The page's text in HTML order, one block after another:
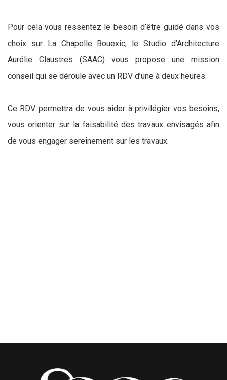
Pour cela vous ressentez le besoin d’être guidé dans vos
choix sur La Chapelle Bouexic, le Studio d'Architecture
Aurélie Claustres (SAAC) vous propose une mission
conseil qui se déroule avec un RDV d’une à deux heures.
Ce RDV permettra de vous aider à privilégier vos besoins,
vous orienter sur la faisabilité des travaux envisagés afin
de vous engager sereinement sur les travaux.